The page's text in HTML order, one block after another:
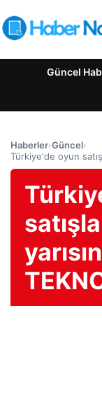
Güncel
Haberler›Güncel›
Türkiye'de oyun